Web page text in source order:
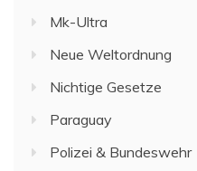
Mk-Ultra
Neue Weltordnung
Nichtige Gesetze
Paraguay
Polizei & Bundeswehr